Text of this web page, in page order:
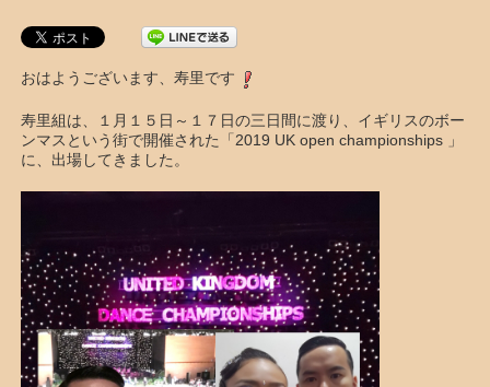
おはようございます、寿里です
寿里組は、１月１５日～１７日の三日間に渡り、イギリスのボー
ンマスという街で開催された「2019 UK open championships 」
に、出場してきました。